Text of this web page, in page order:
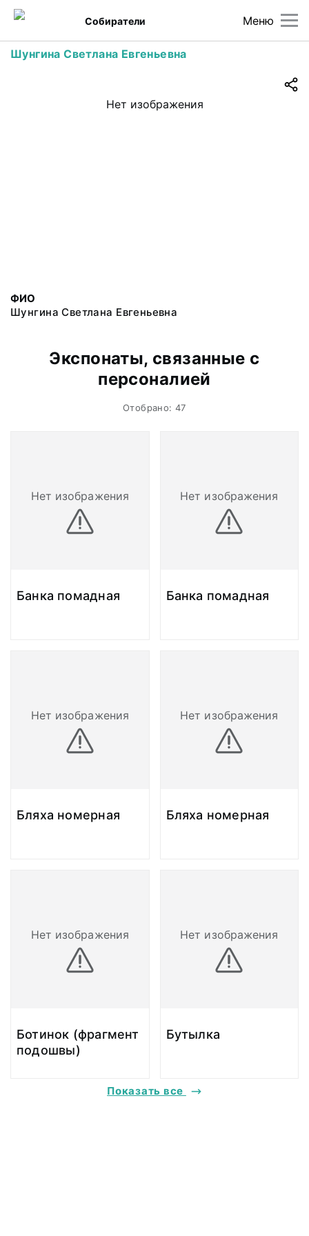
Меню
Собиратели
Шунгина Светлана Евгеньевна
Нет изображения
ФИО
Шунгина Светлана Евгеньевна
Экспонаты, связанные с
персоналией
Отобрано: 47
Нет изображения
Банка помадная
Нет изображения
Банка помадная
Нет изображения
Бляха номерная
Нет изображения
Бляха номерная
Нет изображения
Ботинок (фрагмент
подошвы)
Нет изображения
Бутылка
Показать все